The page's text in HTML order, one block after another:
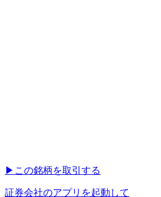
▶︎ この銘柄を取引する
証券会社のアプリを起動して